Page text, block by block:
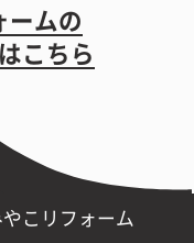
ームの
こちら
こリフォーム